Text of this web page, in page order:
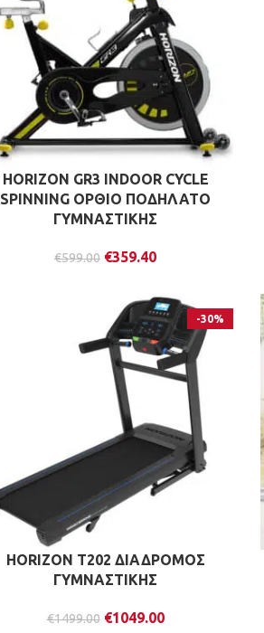
HORIZON GR3 INDOOR CYCLE
SPINNING ΟΡΘΙΟ ΠΟΔΗΛΑΤΟ
ΓΥΜΝΑΣΤΙΚΗΣ
€599.00 €359.40
-30%
HORIZON T202 ΔΙΑΔΡΟΜΟΣ
ΓΥΜΝΑΣΤΙΚΗΣ
€1499.00 €1049.00